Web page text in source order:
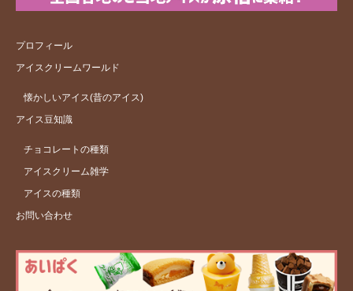
プロフィール
アイスクリームワールド
懐かしいアイス(昔のアイス)
アイス豆知識
チョコレートの種類
アイスクリーム雑学
アイスの種類
お問い合わせ